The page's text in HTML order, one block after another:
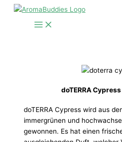
Zum
doTERRA
doTERRA Cypress wird aus
immergrünen und
gewonnen. Es hat einen